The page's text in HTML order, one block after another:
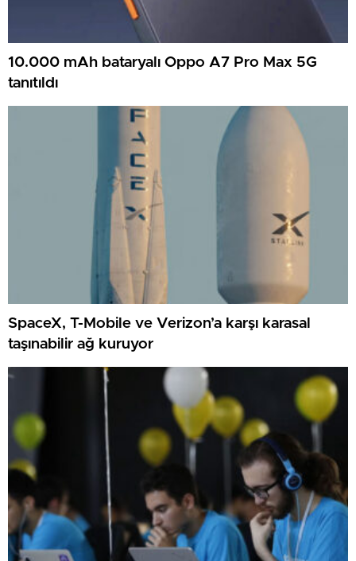
10.000 mAh bataryalı Oppo A7 Pro Max 5G
tanıtıldı
SpaceX, T-Mobile ve Verizon’a karşı karasal
taşınabilir ağ kuruyor